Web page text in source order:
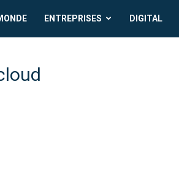
ENTREPRISES DIGITAL